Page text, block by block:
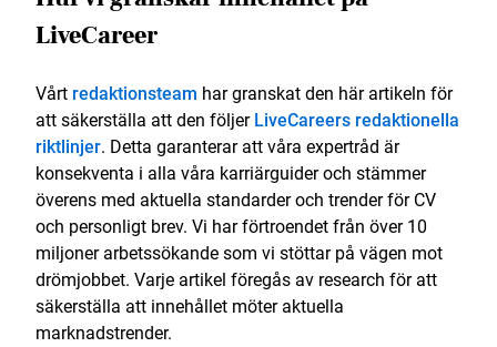
LiveCareer
Vårt redaktionsteam har granskat den här artikeln för
att säkerställa att den följerLiveCareers redaktionella
riktlinjer. Detta garanterar att våra expertråd är
konsekventa i alla våra karriärguider och stämmer
överens med aktuella standarder och trender för CV
och personligt brev. Vi har förtroendet från över 10
miljoner arbetssökande som vi stöttar på vägen mot
drömjobbet. Varje artikel föregås av research för att
säkerställa att innehållet möter aktuella
marknadstrender.